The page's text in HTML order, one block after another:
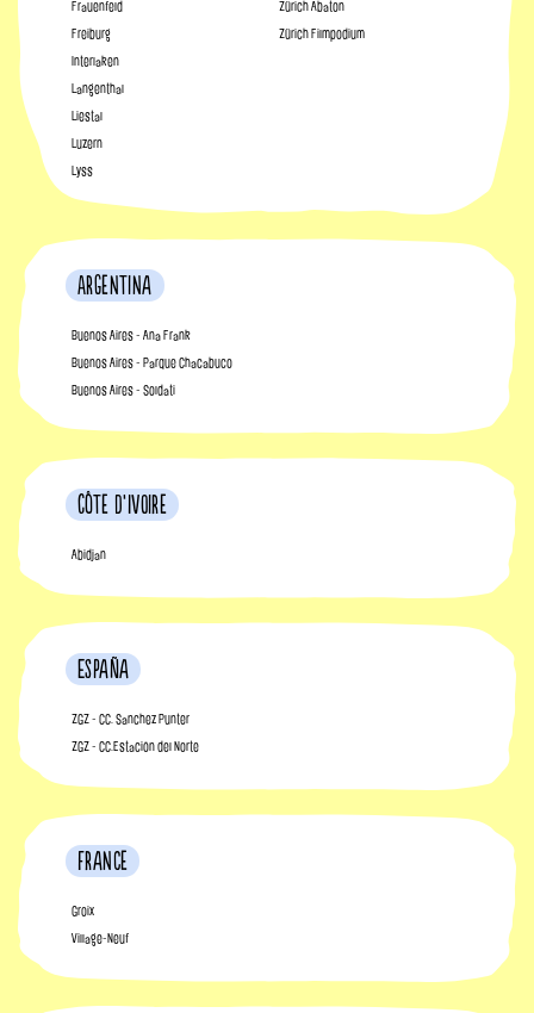
Frauenfeld
Freiburg
Interlaken
Langenthal
Liestal
Luzern
Lyss
Zürich Abaton
Zürich Filmpodium
Argentina
Buenos Aires - Ana Frank
Buenos Aires - Parque Chacabuco
Buenos Aires - Soldati
Côte d’Ivoire
Abidjan
España
ZGZ - CC. Sanchez Punter
ZGZ - CC.Estación del Norte
France
Groix
Village-Neuf